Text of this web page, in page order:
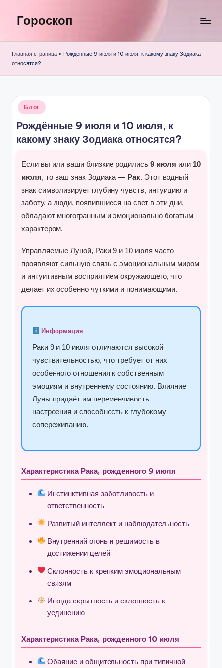
Перейти
содержимому
Гороскоп
Главная страница » Рождённые 9 июля и 10 июля, к какому знаку Зодиака
относятся?
Опубликовано
Блог
Рождённые 9 июля и 10 июля, к
какому знаку Зодиака относятся?
Если вы или ваши близкие родились 9 июля или 10
июля, то ваш знак Зодиака — Рак. Этот водный
знак символизирует глубину чувств, интуицию и
заботу, а люди, появившиеся на свет в эти дни,
обладают многогранным и эмоционально богатым
характером.
Управляемые Луной, Раки 9 и 10 июля часто
проявляют сильную связь с эмоциональным миром
и интуитивным восприятием окружающего, что
делает их особенно чуткими и понимающими.
Информация
Раки 9 и 10 июля отличаются высокой
чувствительностью, что требует от них
особенного отношения к собственным
эмоциям и внутреннему состоянию. Влияние
Луны придаёт им переменчивость
настроения и способность к глубокому
сопереживанию.
Характеристика Рака, рожденного 9 июля
Инстинктивная заботливость и
ответственность
Развитый интеллект и наблюдательность
Внутренний огонь и решимость в
достижении целей
Склонность к крепким эмоциональным
связям
Иногда скрытность и склонность к
уединению
Характеристика Рака, рожденного 10 июля
Обаяние и общительность при типичной